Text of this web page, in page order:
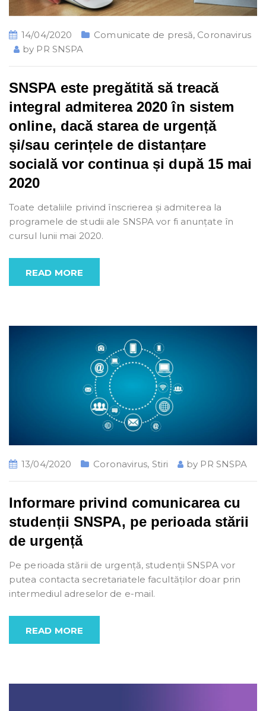
14/04/2020 Comunicate de presă, Coronavirus
by PR SNSPA
SNSPA este pregătită să treacă
integral admiterea 2020 în sistem
online, dacă starea de urgență
și/sau cerințele de distanțare
socială vor continua și după 15 mai
2020
Toate detaliile privind înscrierea și admiterea la
programele de studii ale SNSPA vor fi anunțate în
cursul lunii mai 2020.
READ MORE
13/04/2020 Coronavirus, Stiri by PR SNSPA
Informare privind comunicarea cu
studenții SNSPA, pe perioada stării
de urgență
Pe perioada stării de urgență, studenții SNSPA vor
putea contacta secretariatele facultăților doar prin
intermediul adreselor de e-mail.
READ MORE